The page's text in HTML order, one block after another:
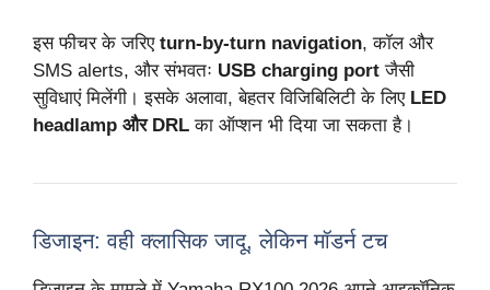
इस फीचर के जरिए turn-by-turn navigation, कॉल और
SMS alerts, और संभवतः USB charging port जैसी
सुविधाएं मिलेंगी। इसके अलावा, बेहतर विजिबिलिटी के लिए LED
headlamp और DRL का ऑप्शन भी दिया जा सकता है।
डिजाइन: वही क्लासिक जादू, लेकिन मॉडर्न टच